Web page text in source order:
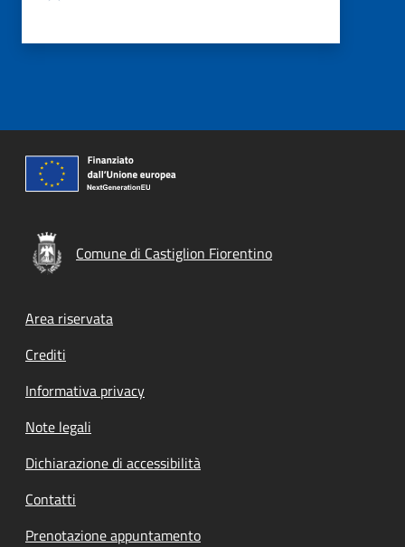
Comune di Castiglion Fiorentino
Footer menu
Area riservata
Crediti
Informativa privacy
Note legali
Dichiarazione di accessibilità
Contatti
Prenotazione appuntamento